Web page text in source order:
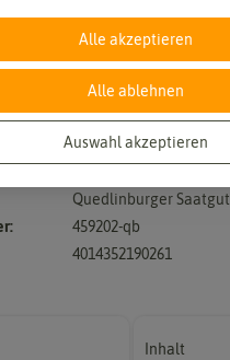
Vergrößern durch berühren
und Unterglasanbau
Quedlinburger Saatgut
459202-qb
4014352190261
Inhalt
Alle akzeptieren
Alle ablehnen
Auswahl akzeptieren